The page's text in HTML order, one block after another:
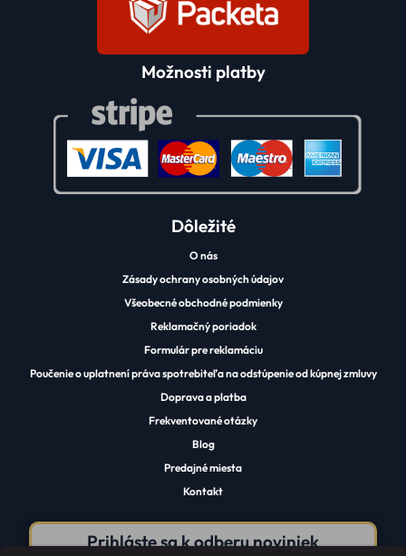
Prihláste sa k odberu noviniek
Dôležité
O nás
Zásady ochrany osobných údajov
Všeobecné obchodné podmienky
Reklamačný poriadok
Formulár pre reklamáciu
Poučenie o uplatnení práva spotrebiteľa na odstúpenie od kúpnej zmluvy
Doprava a platba
Frekventované otázky
Blog
Predajné miesta
Kontakt
Možnosti platby